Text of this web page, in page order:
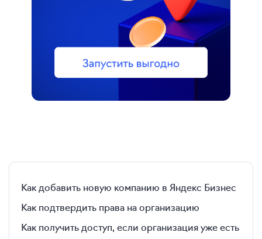
Как добавить новую компанию в Яндекс Бизнес
Как подтвердить права на организацию
Как получить доступ, если организация уже есть